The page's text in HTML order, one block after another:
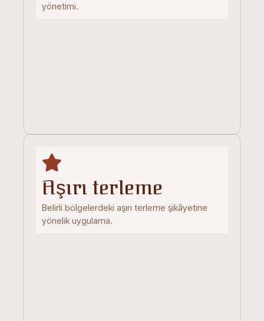
yönetimi.
Aşırı terleme
Belirli bölgelerdeki aşırı terleme şikâyetine
yönelik uygulama.